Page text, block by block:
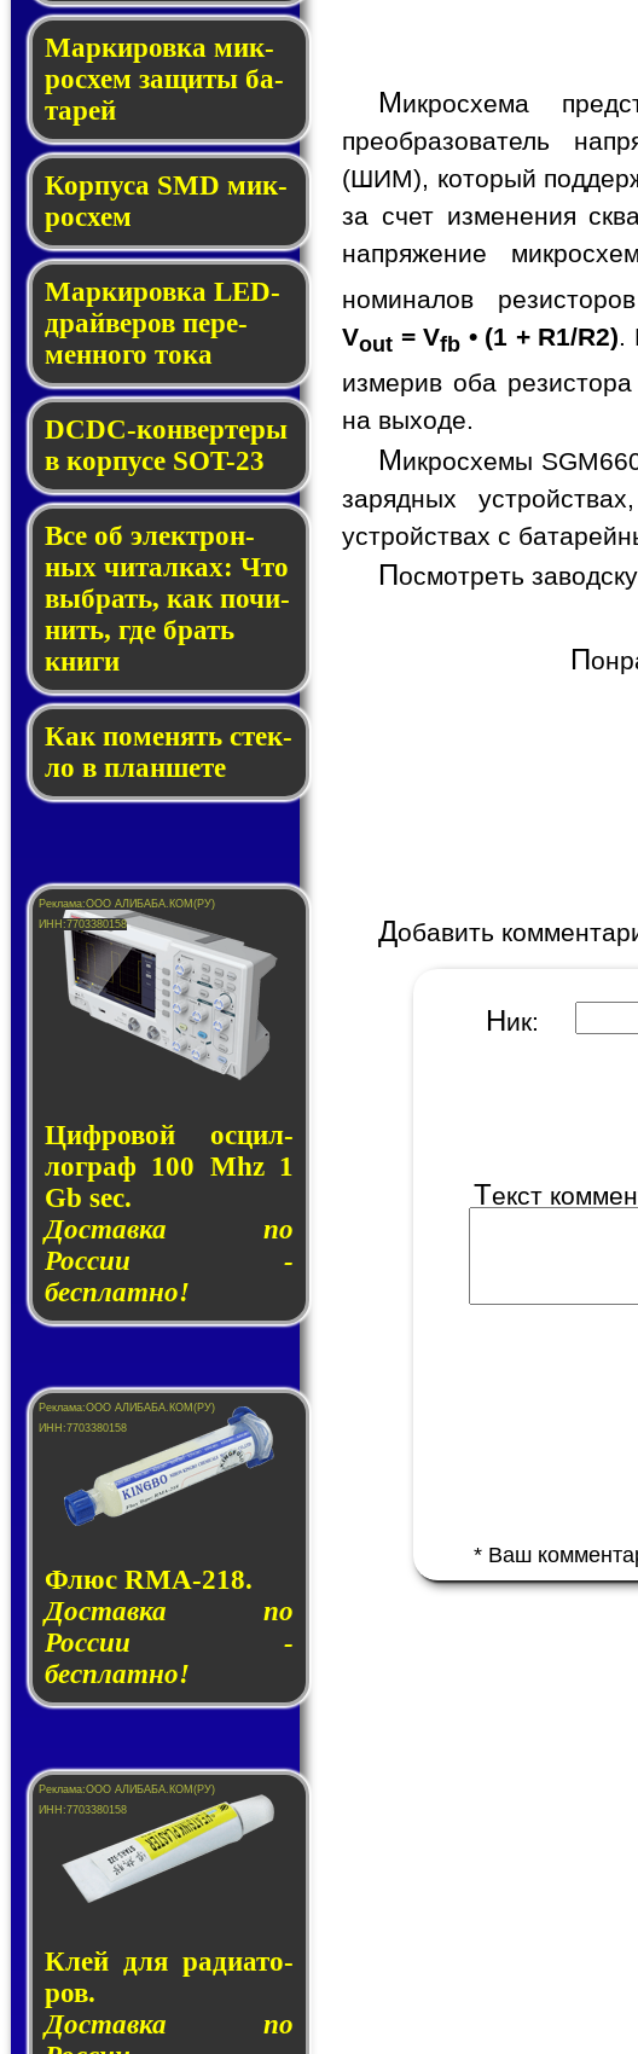
Мар­ки­ров­ка мик­
ро­схем за­щи­ты ба­
та­рей
Корпуса SMD мик­
ро­схем
Маркировка LED-
драй­ве­ров пе­ре­
мен­но­го то­ка
DCDC-кон­вер­те­ры
в кор­пу­се SOT-23
Все об элек­трон­
ных чи­тал­ках: Что
выб­рать, как по­чи­
нить, где брать
кни­ги
Как по­ме­нять стек­
ло в планшете
Циф­ро­вой ос­цил­
лог­раф 100 Mhz 1
Gb sec.
Доставка по
России -
бесплатно!
Флюс RMA-218.
Доставка по
России -
бесплатно!
Клей для ра­ди­а­то­
ров.
Доставка по
Микросхема
преобразователь
(ШИМ), который
за счет изменения
напряжение
номиналов
Vout = Vfb • (1 + R1/R2).
измерив оба
на выходе.
Микросхемы
зарядных
устройствах с
Посмотреть
П
Добавить
Ник:
Текст
* Ваш